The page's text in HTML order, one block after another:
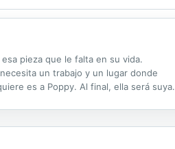
pieza que le falta en su vida.
un trabajo y un lugar donde
es a Poppy. Al final, ella será suya.